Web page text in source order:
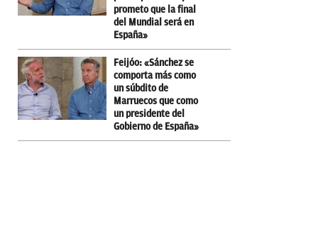
prometo que la final
del Mundial será en
España»
Feijóo: «Sánchez se
comporta más como
un súbdito de
Marruecos que como
un presidente del
Gobierno de España»